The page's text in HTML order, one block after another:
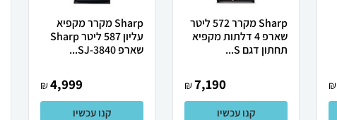
₪
Sharp מקרר 572 ליטר
שארפ 4 דלתות מקפיא
תחתון דגם S...
7,190
₪
קנו עכשיו
Sharp מקרר מקפיא
עליון 587 ליטר Sharp
שארפ SJ-3840...
4,999
₪
קנו עכשיו